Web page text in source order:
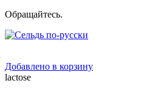
Обращайтесь.
Добавлено в корзину
lactose